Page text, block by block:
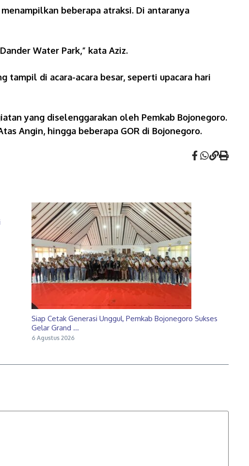
beberapa atraksi. Di antaranya
Water Park,” kata Aziz.
tampil di acara-acara besar, seperti upacara hari
yang diselenggarakan oleh Pemkab Bojonegoro.
Angin, hingga beberapa GOR di Bojonegoro.
Siap Cetak Generasi Unggul, Pemkab Bojonegoro Sukses
Gelar Grand ...
6 Agustus 2026